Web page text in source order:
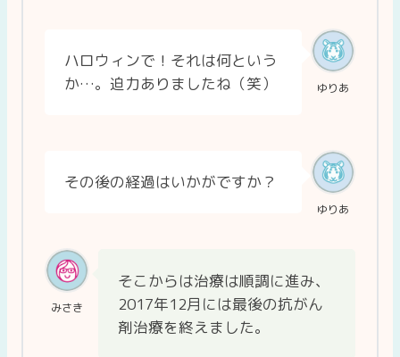
ゆりあ
ハロウィンで！それは何という
か…。迫力ありましたね（笑）
ゆりあ
その後の経過はいかがですか？
みさき
そこからは治療は順調に進み、
2017年12月には最後の抗がん
剤治療を終えました。